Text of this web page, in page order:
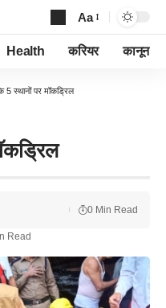
Font
Resizer
Aa
Health करियर कानून
स्थानों पर मॉकड्रिल
Read
0 Min Read